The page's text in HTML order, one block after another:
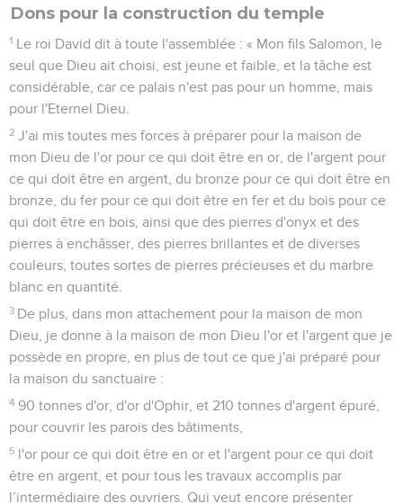
Dons pour la construction du temple
1 Le roi David dit à toute l'assemblée : « Mon fils Salomon, le
seul que Dieu ait choisi, est jeune et faible, et la tâche est
considérable, car ce palais n'est pas pour un homme, mais
pour l'Eternel Dieu.
2 J'ai mis toutes mes forces à préparer pour la maison de
mon Dieu de l'or pour ce qui doit être en or, de l'argent pour
ce qui doit être en argent, du bronze pour ce qui doit être en
bronze, du fer pour ce qui doit être en fer et du bois pour ce
qui doit être en bois, ainsi que des pierres d'onyx et des
pierres à enchâsser, des pierres brillantes et de diverses
couleurs, toutes sortes de pierres précieuses et du marbre
blanc en quantité.
3 De plus, dans mon attachement pour la maison de mon
Dieu, je donne à la maison de mon Dieu l'or et l'argent que je
possède en propre, en plus de tout ce que j'ai préparé pour
la maison du sanctuaire :
4 90 tonnes d'or, d'or d'Ophir, et 210 tonnes d'argent épuré,
pour couvrir les parois des bâtiments,
5 l'or pour ce qui doit être en or et l'argent pour ce qui doit
être en argent, et pour tous les travaux accomplis par
l’intermédiaire des ouvriers. Qui veut encore présenter